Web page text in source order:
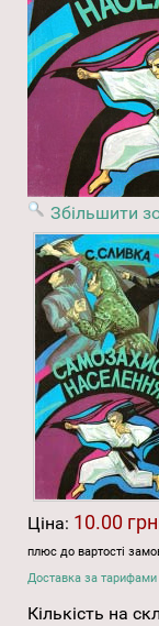
Збільшити
Ціна: 10.00
плюс до вартості
Доставка за тарифами
Кількість на